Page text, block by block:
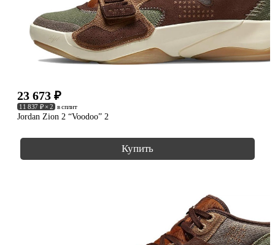
Jordan Zion 2 “Voodoo” 2
23 673 ₽
11 837 ₽ × 2 в сплит
Купить